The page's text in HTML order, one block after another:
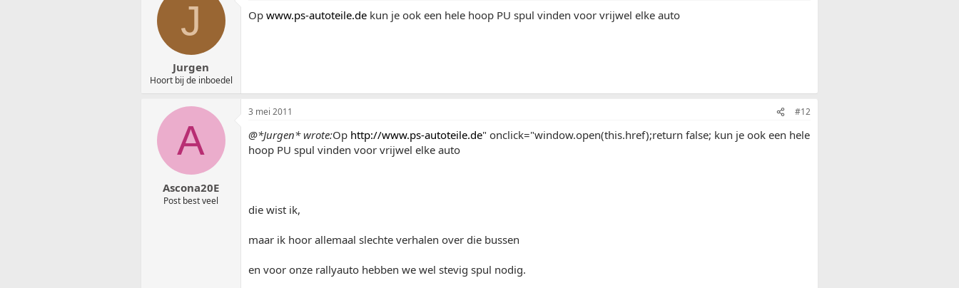
J
Jurgen
Hoort bij de inboedel
Op www.ps-autoteile.de kun je ook een hele hoop PU spul vinden voor vrijwel elke auto
A
Ascona20E
Post best veel
3 mei 2011 #12
@*Jurgen* wrote:Op http://www.ps-autoteile.de" onclick="window.open(this.href);return false; kun je ook een hele
hoop PU spul vinden voor vrijwel elke auto
die wist ik,
maar ik hoor allemaal slechte verhalen over die bussen
en voor onze rallyauto hebben we wel stevig spul nodig.